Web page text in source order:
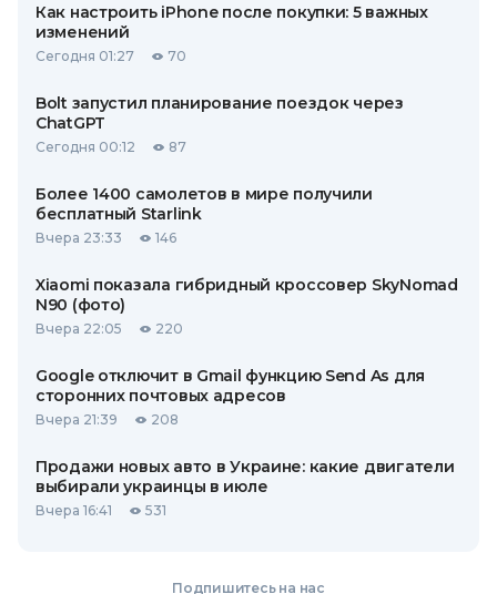
Как настроить iPhone после покупки: 5 важных
изменений
Сегодня 01:27 70
Bolt запустил планирование поездок через
ChatGPT
Сегодня 00:12 87
Более 1400 самолетов в мире получили
бесплатный Starlink
Вчера 23:33 146
Xiaomi показала гибридный кроссовер SkyNomad
N90 (фото)
Вчера 22:05 220
Google отключит в Gmail функцию Send As для
сторонних почтовых адресов
Вчера 21:39 208
Продажи новых авто в Украине: какие двигатели
выбирали украинцы в июле
Вчера 16:41 531
Подпишитесь на нас